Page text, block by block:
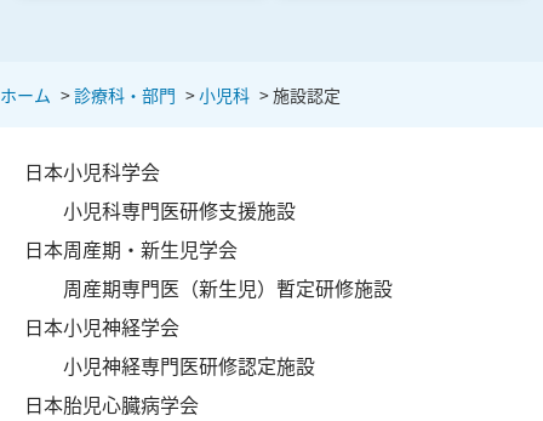
ホーム >診療科・部門 >小児科 >施設認定
日本小児科学会
小児科専門医研修支援施設
日本周産期・新生児学会
周産期専門医（新生児）暫定研修施設
日本小児神経学会
小児神経専門医研修認定施設
日本胎児心臓病学会